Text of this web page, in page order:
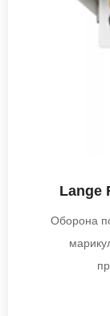
Lange
Оборона